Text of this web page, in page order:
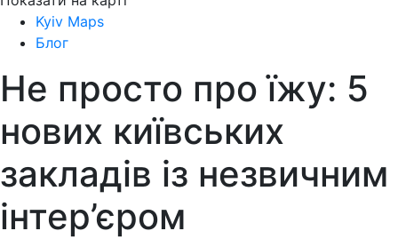
Kyiv Maps
Блог
Не просто про їжу: 5
нових київських
закладів із незвичним
інтер’єром